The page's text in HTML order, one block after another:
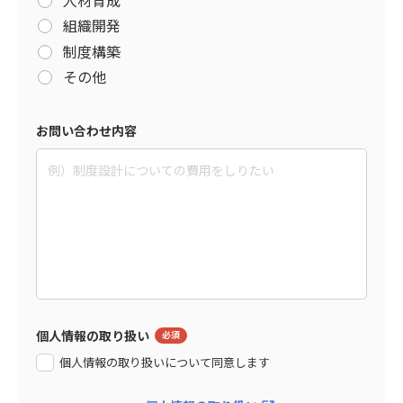
組織開発
制度構築
その他
お問い合わせ内容
個人情報の取り扱い
個人情報の取り扱いについて同意します